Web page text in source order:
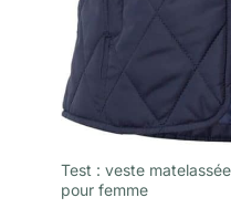
Test : veste
pour femme